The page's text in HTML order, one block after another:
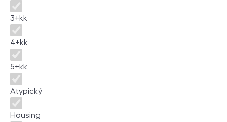
3+kk
4+kk
5+kk
Atypický
Housing